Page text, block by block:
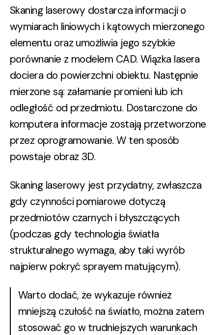
Skaning laserowy dostarcza informacji o
wymiarach liniowych i kątowych mierzonego
elementu oraz umożliwia jego szybkie
porównanie z modelem CAD. Wiązka lasera
dociera do powierzchni obiektu. Następnie
mierzone są: załamanie promieni lub ich
odległość od przedmiotu. Dostarczone do
komputera informacje zostają przetworzone
przez oprogramowanie. W ten sposób
powstaje obraz 3D.
Skaning laserowy jest przydatny, zwłaszcza
gdy czynności pomiarowe dotyczą
przedmiotów czarnych i błyszczących
(podczas gdy technologia światła
strukturalnego wymaga, aby taki wyrób
najpierw pokryć sprayem matującym).
Warto dodać, że wykazuje również
mniejszą czułość na światło, można zatem
stosować go w trudniejszych warunkach